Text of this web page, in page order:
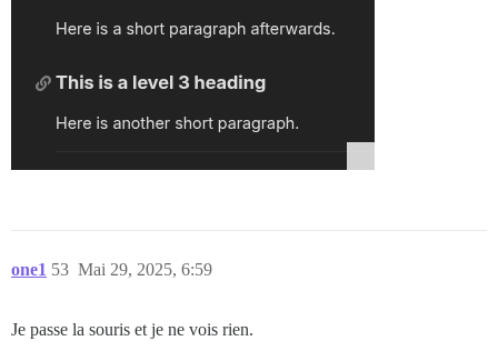
one1 Mai 29, 2025, 6:59
53
Je passe la souris et je ne vois rien.